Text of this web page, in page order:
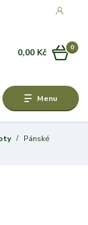
Menu
0
0,00 Kč
Pánské